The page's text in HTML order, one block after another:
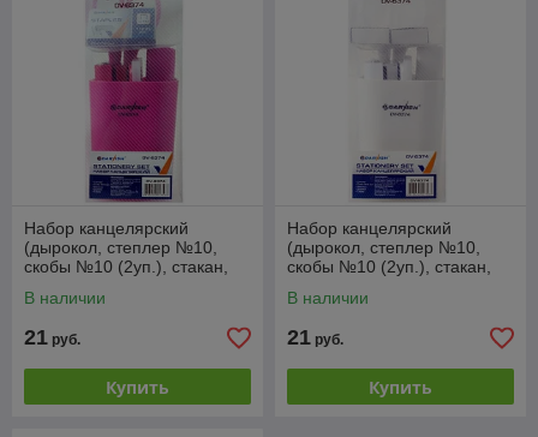
Набор канцелярский
(дырокол, степлер №10,
скобы №10 (2уп.), стакан,
В наличии
21 руб.
Купить
Набор канцелярский
(дырокол, степлер №10,
скобы №10 (2уп.), стакан,
В наличии
21 руб.
Купить